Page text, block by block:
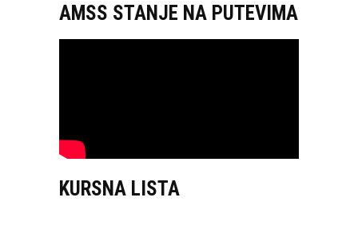
AMSS STANJE NA PUTEVIMA
KURSNA LISTA